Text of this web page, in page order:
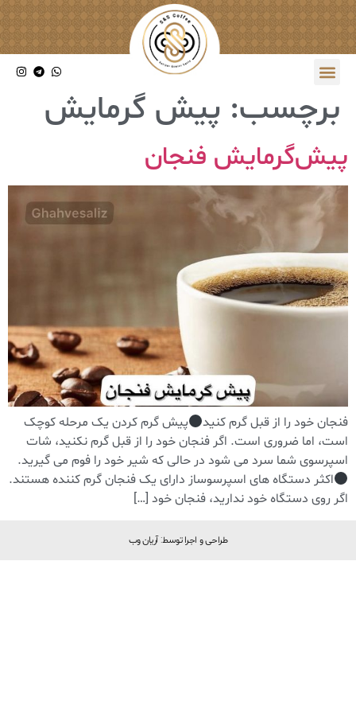
برچسب: پیش گرمایش
پیش‌گرمایش فنجان
فنجان خود را از قبل گرم کنید
پیش گرم کردن یک مرحله کوچک
است، اما ضروری است. اگر فنجان خود را از قبل گرم نکنید، شات
اسپرسوی شما سرد می شود در حالی که شیر خود را فوم‌ می گیرید‌.
اکثر دستگاه های اسپرسوساز دارای یک فنجان گرم کننده هستند.
اگر روی دستگاه خود ندارید، فنجان خود […]
طراحی و اجرا توسط: آریان وب